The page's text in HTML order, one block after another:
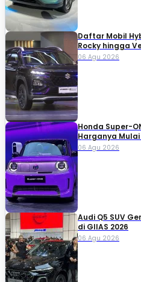
Daftar Mobil
Rocky hingga
06 Agu 2026
Honda Super-
Harganya
06 Agu 2026
Audi Q5 SUV
di GIIAS 2026
06 Agu 2026